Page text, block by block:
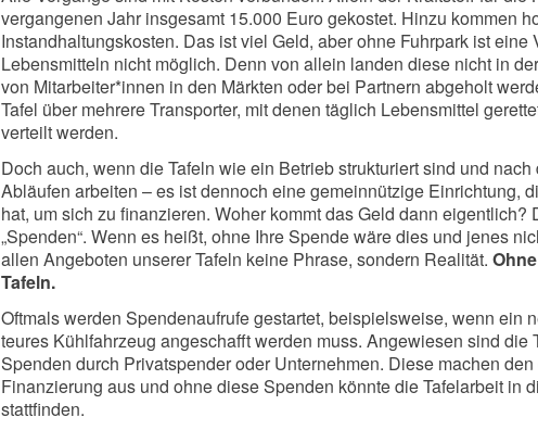
vergangenen Jahr insgesamt 15.000 Euro gekostet. Hinzu kommen
Instandhaltungskosten. Das ist viel Geld, aber ohne Fuhrpark ist eine
Lebensmitteln nicht möglich. Denn von allein landen diese nicht in
von Mitarbeiter*innen in den Märkten oder bei Partnern abgeholt
Tafel über mehrere Transporter, mit denen täglich Lebensmittel
verteilt werden.
Doch auch, wenn die Tafeln wie ein Betrieb strukturiert sind und
Abläufen arbeiten – es ist dennoch eine gemeinnützige Einrichtung,
hat, um sich zu finanzieren. Woher kommt das Geld dann eigentlich?
„Spenden“. Wenn es heißt, ohne Ihre Spende wäre dies und jenes
allen Angeboten unserer Tafeln keine Phrase, sondern Realität.
Tafeln.
Oftmals werden Spendenaufrufe gestartet, beispielsweise, wenn ein
teures Kühlfahrzeug angeschafft werden muss. Angewiesen sind die
Spenden durch Privatspender oder Unternehmen. Diese machen
Finanzierung aus und ohne diese Spenden könnte die Tafelarbeit in
stattfinden.